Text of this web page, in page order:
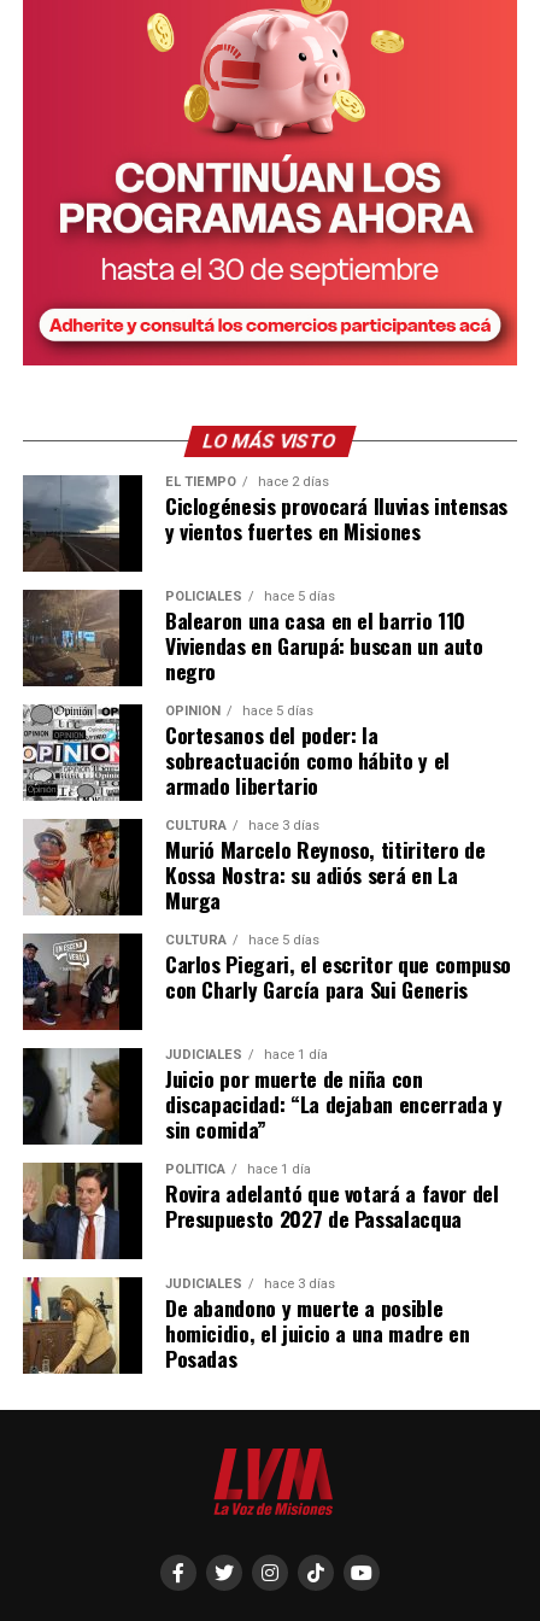
Para la estimación del costo del cuidado se considera, en
primer término, el tiempo teórico requerido de cuidado
para cada uno de los tramos de edad. La estimación
mensual es la siguiente: menores de un año: 147 horas.
De 1 a 3 años: 168 horas. De 4 a 5 años: 105 horas y de 6
a 12 años: 68 horas.
A su vez, las horas de cuidado se valorizan tomando la
remuneración de la categoría “Asistencia y cuidado de
personas” del Régimen Especial de Contrato de Trabajo
para el Personal de Casas Particulares.
LO MÁS VISTO
EL TIEMPO hace 2 días
Ciclogénesis provocará lluvias intensas
y vientos fuertes en Misiones
POLICIALES hace 5 días
Balearon una casa en el barrio 110
Viviendas en Garupá: buscan un auto
negro
OPINIÓN hace 5 días
Cortesanos del poder: la
sobreactuación como hábito y el
armado libertario
CULTURA hace 3 días
Murió Marcelo Reynoso, titiritero de
Kossa Nostra: su adiós será en La
Murga
CULTURA hace 5 días
Carlos Piegari, el escritor que compuso
con Charly García para Sui Generis
JUDICIALES hace 1 día
Juicio por muerte de niña con
discapacidad: “La dejaban encerrada y
sin comida”
POLÍTICA hace 1 día
Rovira adelantó que votará a favor del
Presupuesto 2027 de Passalacqua
JUDICIALES hace 3 días
De abandono y muerte a posible
homicidio, el juicio a una madre en
Posadas